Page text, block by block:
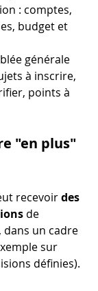
: comptes,
budget et
générale
à inscrire,
points à
"en plus"
recevoir des
de
dans un cadre
sur
définies).